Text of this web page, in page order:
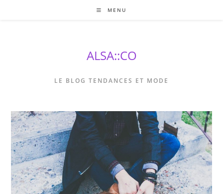
MENU
ALSA::CO
LE BLOG TENDANCES ET MODE